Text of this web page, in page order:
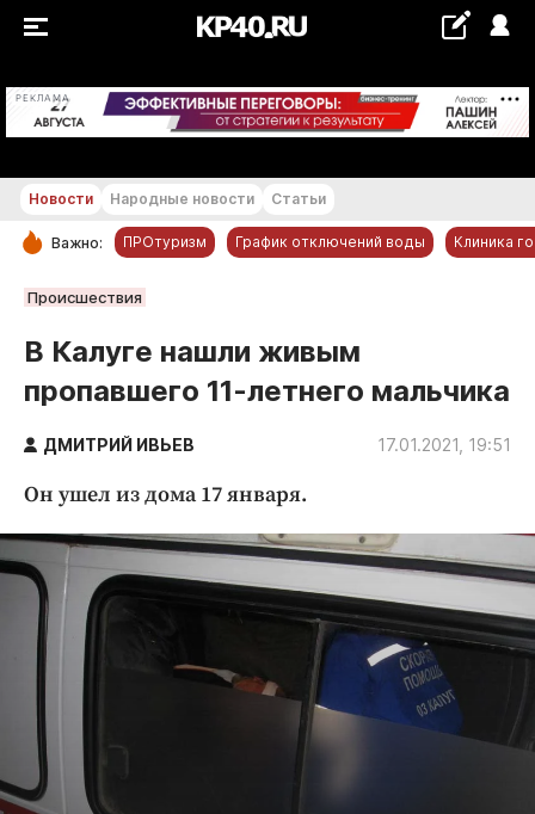
РЕКЛАМА +23...+24 °С
РУБРИКИ
Новости компаний
Статьи
Народные новости
Криминал
Культура
Недвижимость и ЖКХ
Образование
Общество
Происшествия
Новости Народные новости Статьи
Важно: ПРОтуризм График отключений воды Клиника
Происшествия
В Калуге нашли живым
пропавшего 11-летнего мальчика
ДМИТРИЙ ИВЬЕВ 17.01.2021, 19:51
Он ушел из дома 17 января.